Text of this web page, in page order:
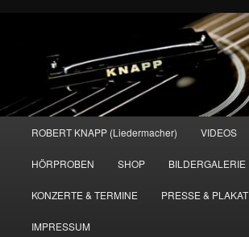
ROBERT KNAPP (Liedermacher) VIDEOS
HÖRPROBEN SHOP BILDERGALERIE
KONZERTE & TERMINE PRESSE & PLAKAT
IMPRESSUM